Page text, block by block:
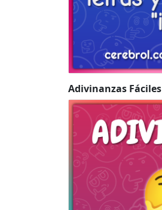
Adivinanzas Fáciles